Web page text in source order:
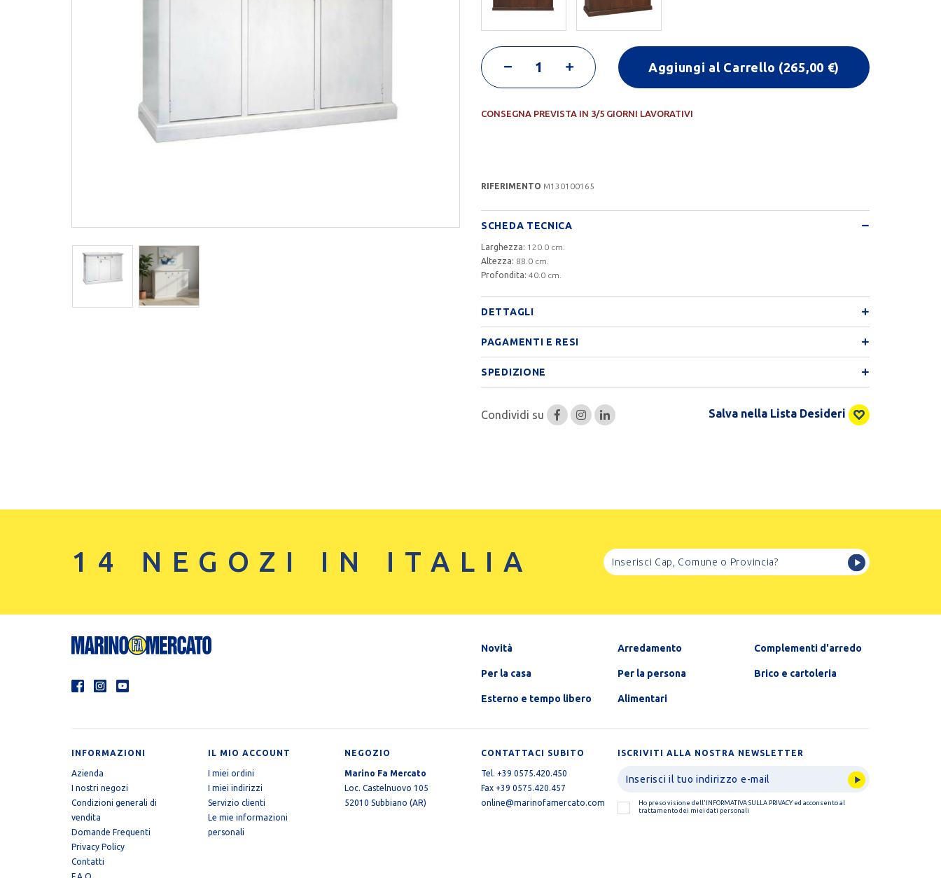
Aggiungi al Carrello (265,00 €)
CONSEGNA PREVISTA IN 3/5 GIORNI LAVORATIVI
RIFERIMENTO M130100165
SCHEDA TECNICA
Larghezza: 120.0 cm.
Altezza: 88.0 cm.
Profondita: 40.0 cm.
DETTAGLI
PAGAMENTI E RESI
SPEDIZIONE
Condividi su Salva nella Lista Desideri
14 NEGOZI IN ITALIA
Novità Arredamento Complementi d'arredo
Per la casa Per la persona Brico e cartoleria
Esterno e tempo libero Alimentari
INFORMAZIONI
Azienda
I nostri negozi
Condizioni generali di
vendita
Domande Frequenti
Privacy Policy
Contatti
F.A.Q.
IL MIO ACCOUNT
I miei ordini
I miei indirizzi
Servizio clienti
Le mie informazioni
personali
NEGOZIO
Marino Fa Mercato
Loc. Castelnuovo 105
52010 Subbiano (AR)
CONTATTACI SUBITO
Tel. +39 0575.420.450
Fax +39 0575.420.457
online@marinofamercato.com
ISCRIVITI ALLA NOSTRA NEWSLETTER
Ho preso visione dell' INFORMATIVA SULLA PRIVACY ed acconsento al
trattamento dei miei dati personali